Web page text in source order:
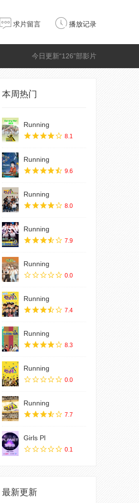
求片留言 播放记录
今日更新“126”部影片
本周热门
Running
8.1
Running
9.6
Running
8.0
Running
7.9
Running
0.0
Running
7.4
Running
8.3
Running
0.0
Running
7.7
Girls Pl
0.1
最新更新